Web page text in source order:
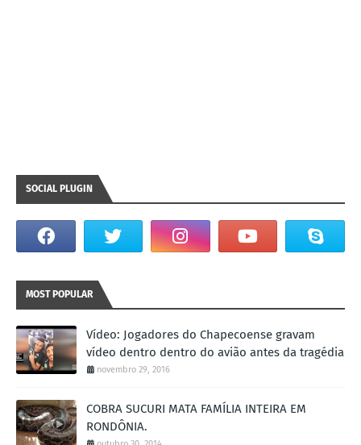
SOCIAL PLUGIN
MOST POPULAR
Vídeo: Jogadores do Chapecoense gravam
vídeo dentro dentro do avião antes da tragédia
novembro 29, 2016
COBRA SUCURI MATA FAMÍLIA INTEIRA EM
RONDÔNIA.